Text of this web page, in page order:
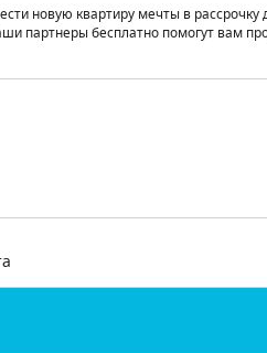
новую квартиру мечты в
партнеры бесплатно помогут вам